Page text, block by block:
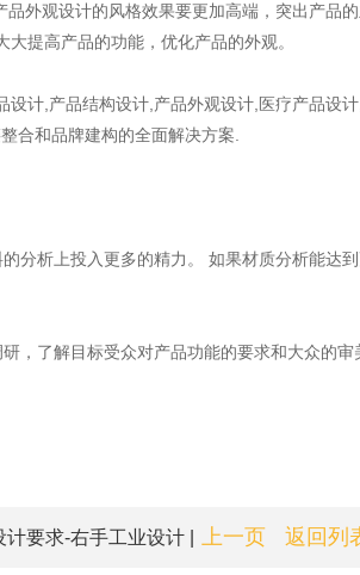
外观设计的风格效果要更加高端，突出产
提高产品的功能，优化产品的外观。
计,产品结构设计,产品外观设计,医疗产品设
合和品牌建构的全面解决方案.
分析上投入更多的精力。 如果材质分析能
，了解目标受众对产品功能的要求和大众的
要求-右手工业设计 | 上一页 返回列